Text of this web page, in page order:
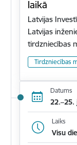
laikā
Latvijas
Latvijas
tirdzniecības
Tirdzniecības
Datums
22.–25.
Laiks
Visu